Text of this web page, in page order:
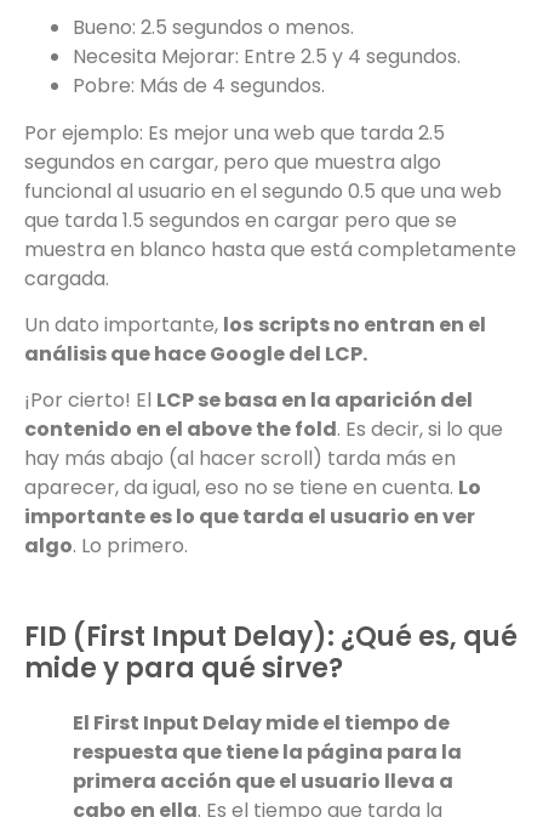
Bueno: 2.5 segundos o menos.
Necesita Mejorar: Entre 2.5 y 4 segundos.
Pobre: Más de 4 segundos.
Por ejemplo: Es mejor una web que tarda 2.5
segundos en cargar, pero que muestra algo
funcional al usuario en el segundo 0.5 que una web
que tarda 1.5 segundos en cargar pero que se
muestra en blanco hasta que está completamente
cargada.
Un dato importante, los scripts no entran en el
análisis que hace Google del LCP.
¡Por cierto! El LCP se basa en la aparición del
contenido en el above the fold. Es decir, si lo que
hay más abajo (al hacer scroll) tarda más en
aparecer, da igual, eso no se tiene en cuenta. Lo
importante es lo que tarda el usuario en ver
algo. Lo primero.
FID (First Input Delay): ¿Qué es, qué
mide y para qué sirve?
El First Input Delay mide el tiempo de
respuesta que tiene la página para la
primera acción que el usuario lleva a
cabo en ella. Es el tiempo que tarda la